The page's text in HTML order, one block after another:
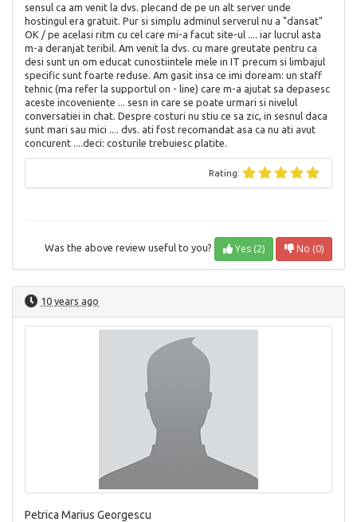
sensul ca am venit la dvs. plecand de pe un alt server unde
hostingul era gratuit. Pur si simplu adminul serverul nu a "dansat"
OK / pe acelasi ritm cu cel care mi-a facut site-ul .... iar lucrul asta
m-a deranjat teribil. Am venit la dvs. cu mare greutate pentru ca
desi sunt un om educat cunostiintele mele in IT precum si limbajul
specific sunt foarte reduse. Am gasit insa ce imi doream: un staff
tehnic (ma refer la supportul on - line) care m-a ajutat sa depasesc
aceste incoveniente ... sesn in care se poate urmari si nivelul
conversatiei in chat. Despre costuri nu stiu ce sa zic, in sesnul daca
sunt mari sau mici .... dvs. ati fost recomandat asa ca nu ati avut
concurent ....deci: costurile trebuiesc platite.
Rating:
Was the above review useful to you? Yes (2) No (0)
10 years ago
Petrica Marius Georgescu